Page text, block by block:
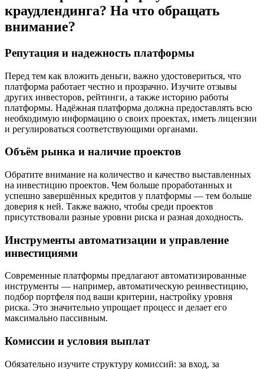
краудлендинга? На что обращать
внимание?
Репутация и надежность платформы
Перед тем как вложить деньги, важно удостовериться, что
платформа работает честно и прозрачно. Изучите отзывы
других инвесторов, рейтинги, а также историю работы
платформы. Надёжная платформа должна предоставлять всю
необходимую информацию о своих проектах, иметь лицензии
и регулироваться соответствующими органами.
Объём рынка и наличие проектов
Обратите внимание на количество и качество выставленных
на инвестицию проектов. Чем больше проработанных и
успешно завершённых кредитов у платформы — тем больше
доверия к ней. Также важно, чтобы среди проектов
присутствовали разные уровни риска и разная доходность.
Инструменты автоматизации и управление
инвестициями
Современные платформы предлагают автоматизированные
инструменты — например, автоматическую реинвестицию,
подбор портфеля под ваши критерии, настройку уровня
риска. Это значительно упрощает процесс и делает его
максимально пассивным.
Комиссии и условия выплат
Обязательно изучите структуру комиссий: за вход, за